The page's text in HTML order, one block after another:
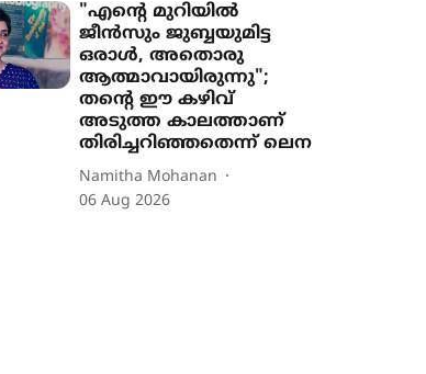
"എന്‍റെ മുറിയിൽ
ജീൻസും ജുബ്ബയുമിട്ട
ഒരാൾ, അതൊരു
ആത്മാവായിരുന്നു";
തന്‍റെ ഈ കഴിവ്
അടുത്ത കാലത്താണ്
തിരിച്ചറിഞ്ഞതെന്ന് ലെന
Namitha Mohanan
06 Aug 2026